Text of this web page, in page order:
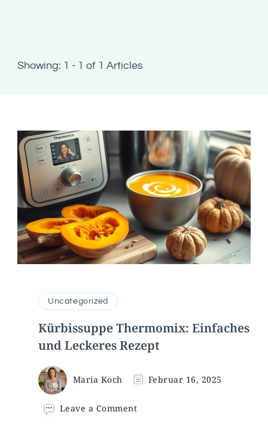
Showing: 1 - 1 of 1 Articles
Uncategorized
Kürbissuppe Thermomix: Einfaches
und Leckeres Rezept
Maria Koch Februar 16, 2025
Leave a Commenton